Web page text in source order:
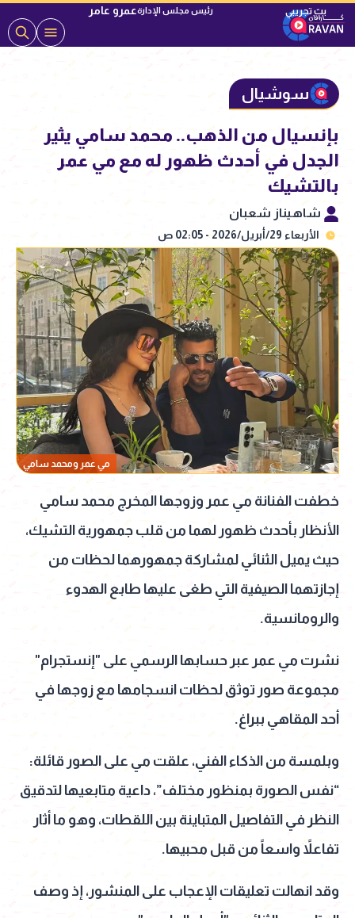
رئيس مجلس الإدارةعمرو عامر
سوشيال
بإنسيال من الذهب.. محمد سامي يثير
الجدل في أحدث ظهور له مع مي عمر
بالتشيك
شاهيناز شعبان
الأربعاء 29/أبريل/2026 - 02:05 ص
مي عمر ومحمد سامي
خطفت الفنانة مي عمر وزوجها المخرج محمد سامي
الأنظار بأحدث ظهور لهما من قلب جمهورية التشيك،
حيث يميل الثنائي لمشاركة جمهورهما لحظات من
إجازتهما الصيفية التي طغى عليها طابع الهدوء
والرومانسية.
نشرت مي عمر عبر حسابها الرسمي على "إنستجرام"
مجموعة صور توثق لحظات انسجامها مع زوجها في
أحد المقاهي ببراغ.
وبلمسة من الذكاء الفني، علقت مي على الصور قائلة:
“نفس الصورة بمنظور مختلف”، داعية متابعيها لتدقيق
النظر في التفاصيل المتباينة بين اللقطات، وهو ما أثار
تفاعلاً واسعاً من قبل محبيها.
وقد انهالت تعليقات الإعجاب على المنشور، إذ وصف